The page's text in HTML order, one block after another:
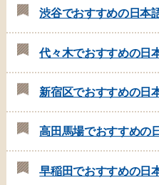
渋谷でおすすめの日本
代々木でおすすめの日
新宿区でおすすめの日
高田馬場でおすすめの
早稲田でおすすめの日